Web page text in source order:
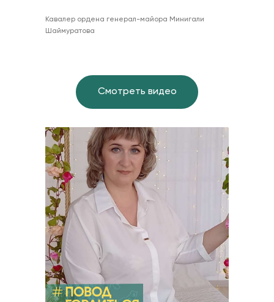
Кавалер ордена генерал-майора Минигали
Шаймуратова
Смотреть видео